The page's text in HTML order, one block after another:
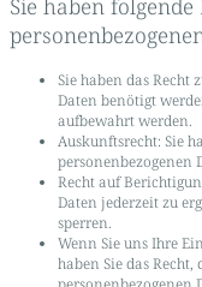
Sie haben
Sie haben das Recht
Daten benötigt
aufbewahrt werden.
Auskunftsrecht: Sie
personenbezogenen
Recht auf
Daten jederzeit zu
sperren.
Wenn Sie uns Ihre
haben Sie das